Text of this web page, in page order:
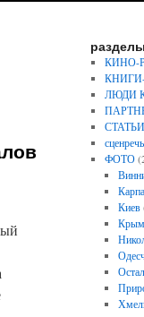
КИНО-
ЛЮДИ
СТАТЬИ
ФОТО
Киев
Крым